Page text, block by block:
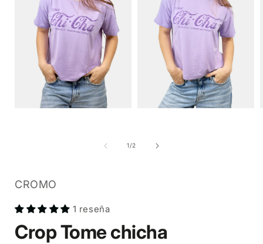
1/de
2
CROMO
1 reseña
Crop Tome chicha